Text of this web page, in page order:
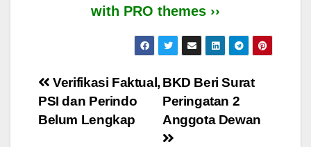
with PRO themes ››
Post
navigation
BKD Beri Surat
Peringatan 2
Anggota Dewan
Verifikasi Faktual,
PSI dan Perindo
Belum Lengkap